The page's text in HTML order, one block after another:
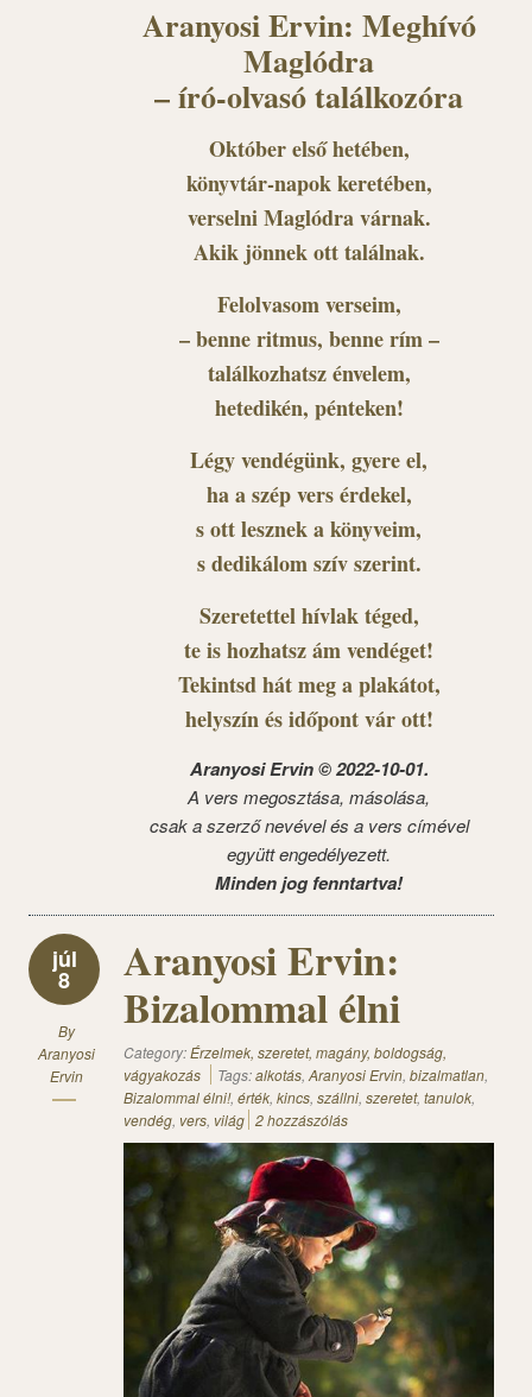
Aranyosi Ervin: Meghívó
Maglódra
– író-olvasó találkozóra
Október első hetében,
könyvtár-napok keretében,
verselni Maglódra várnak.
Akik jönnek ott találnak.
Felolvasom verseim,
– benne ritmus, benne rím –
találkozhatsz énvelem,
hetedikén, pénteken!
Légy vendégünk, gyere el,
ha a szép vers érdekel,
s ott lesznek a könyveim,
s dedikálom szív szerint.
Szeretettel hívlak téged,
te is hozhatsz ám vendéget!
Tekintsd hát meg a plakátot,
helyszín és időpont vár ott!
Aranyosi Ervin © 2022-10-01.
A vers megosztása, másolása,
csak a szerző nevével és a vers címével
együtt engedélyezett.
Minden jog fenntartva!
júl
8
By
Aranyosi
Ervin
Aranyosi Ervin:
Bizalommal élni
Category:Érzelmek, szeretet, magány, boldogság,
vágyakozás
Tags:alkotás, Aranyosi Ervin, bizalmatlan,
Bizalommal élni!, érték, kincs, szállni, szeretet, tanulok,
vendég, vers, világ 2 hozzászólás